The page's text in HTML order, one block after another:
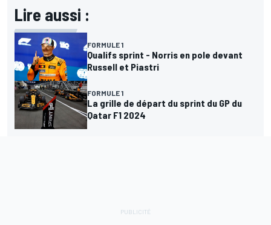
Lire aussi :
FORMULE 1
Qualifs sprint - Norris en pole devant
Russell et Piastri
FORMULE 1
La grille de départ du sprint du GP du
Qatar F1 2024